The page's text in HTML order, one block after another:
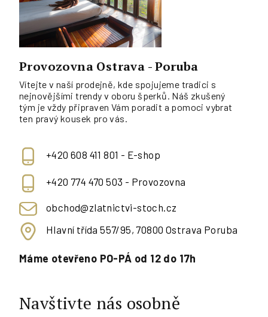
Provozovna Ostrava - Poruba
Vítejte v naší prodejně, kde spojujeme tradici s
nejnovějšími trendy v oboru šperků. Náš zkušený
tým je vždy připraven Vám poradit a pomoci vybrat
ten pravý kousek pro vás.
+420 608 411 801 - E-shop
+420 774 470 503 - Provozovna
obchod@zlatnictvi-stoch.cz
Hlavní třída 557/95, 70800 Ostrava Poruba
Máme otevřeno PO-PÁ od 12 do 17h
Navštivte nás osobně